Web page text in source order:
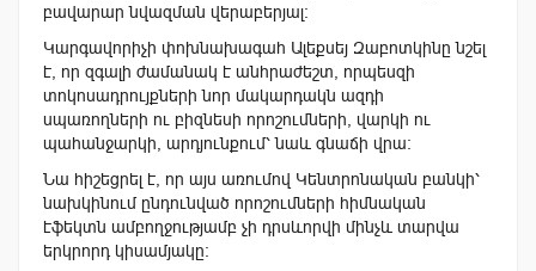
բավարար նվազման վերաբերյալ:
Կարգավորիչի փոխնախագահ Ալեքսեյ Զաբոտկինը նշել
է, որ զգալի ժամանակ է անհրաժեշտ, որպեսզի
տոկոսադրույքների նոր մակարդակն ազդի
սպառողների ու բիզնեսի որոշումների, վարկի ու
պահանջարկի, արդյունքում՝ նաև գնաճի վրա:
Նա հիշեցրել է, որ այս առումով Կենտրոնական բանկի՝
նախկինում ընդունված որոշումների հիմնական
էֆեկտն ամբողջությամբ չի դրսևորվի մինչև տարվա
երկրորդ կիսամյակը: